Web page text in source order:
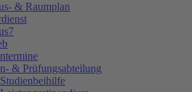
& Raumplan
& Prüfungsabteilung
Studienbeihilfe